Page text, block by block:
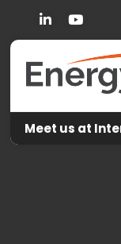
You
Meet us at